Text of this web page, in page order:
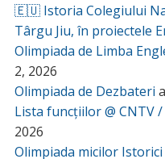
🇪🇺 Istoria Colegiului
Târgu Jiu, în proiectele
Olimpiada de Limba
2, 2026
Olimpiada de Dezbateri
Lista funcțiilor @ CNTV /
2026
Olimpiada micilor